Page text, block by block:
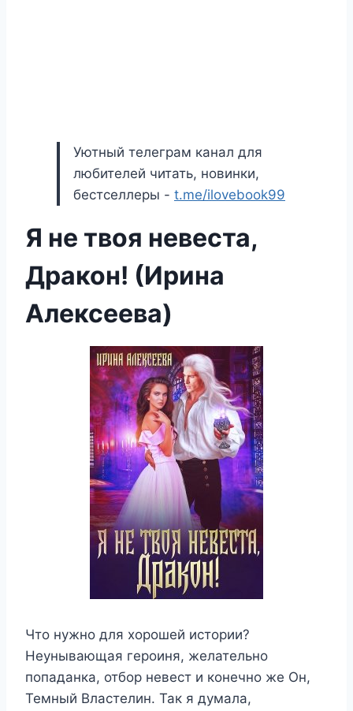
Уютный телеграм канал для
любителей читать, новинки,
бестселлеры - t.me/ilovebook99
Я не твоя невеста,
Дракон! (Ирина
Алексеева)
Что нужно для хорошей истории?
Неунывающая героиня, желательно
попаданка, отбор невест и конечно же Он,
Темный Властелин. Так я думала,